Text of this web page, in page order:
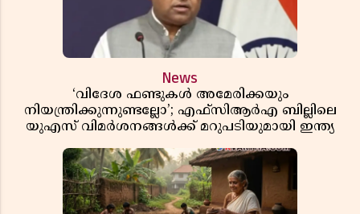
News
‘വിദേശ ഫണ്ടുകൾ അമേരിക്കയും
നിയന്ത്രിക്കുന്നുണ്ടല്ലോ’; എഫ്സിആർഎ ബില്ലിലെ
യുഎസ് വിമർശനങ്ങൾക്ക് മറുപടിയുമായി ഇന്ത്യ